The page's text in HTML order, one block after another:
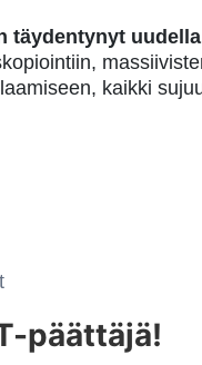
täydentynyt
kaikki
päättäjä!